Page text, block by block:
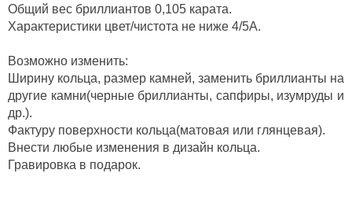
Общий вес бриллиантов 0,105 карата.
Характеристики цвет/чистота не ниже 4/5А.
Возможно изменить:
Ширину кольца, размер камней, заменить бриллианты на
другие камни(черные бриллианты, сапфиры, изумруды и
др.).
Фактуру поверхности кольца(матовая или глянцевая).
Внести любые изменения в дизайн кольца.
Гравировка в подарок.